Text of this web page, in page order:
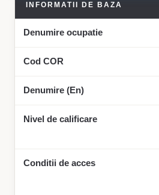
INFORMATII DE BAZA
Denumire ocupatie
Cod COR
Denumire (En)
Nivel de calificare
Conditii de acces